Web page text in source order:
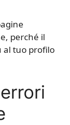
perché il
al tuo profilo